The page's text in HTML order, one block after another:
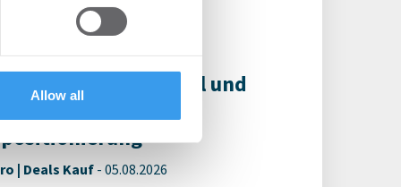
Allow all
um auf die neusten ...
erwirbt das CAP Kiel und
| Deals Kauf- 05.08.2026